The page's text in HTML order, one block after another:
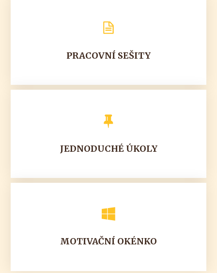
PRACOVNÍ SEŠITY
JEDNODUCHÉ ÚKOLY
MOTIVAČNÍ OKÉNKO